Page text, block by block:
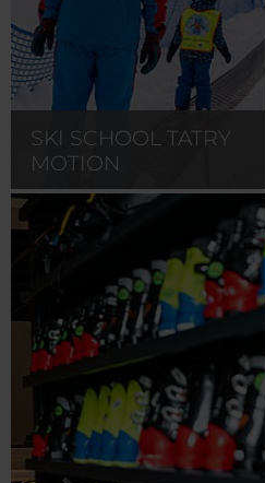
SKI SCHOOL TATRY
MOTION